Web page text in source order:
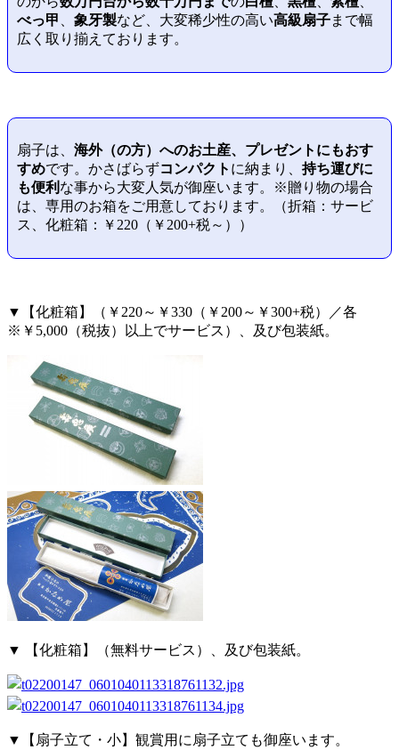
べっ甲 、 象牙製など、大変稀少性の高い高級扇子まで幅
広く取り揃えております。
扇子は、 海外（の方）へのお土産、プレゼントにもおす
すめです。かさばらずコンパクト に納まり、 持ち運びに
も便利 な事から大変人気が御座います。※贈り物の場合
は、専用のお箱をご用意しております。（折箱：サービ
ス、化粧箱：￥220（￥200+税～））
▼【化粧箱】（￥220～￥330（￥200～￥300+税）／各
※￥5,000（税抜）以上でサービス）、及び包装紙。
▼ 【化粧箱】（無料サービス）、及び包装紙。
▼【扇子立て・小】観賞用に扇子立ても御座います。